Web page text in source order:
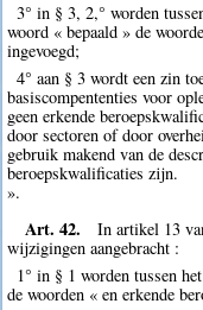
3° in § 3, 2,° worden
woord « bepaald » de
ingevoegd;
4° aan § 3 wordt een zin
basiscompententies voor
geen erkende
door sectoren of door
gebruik makend van de
beroepskwalificaties zijn.
».
Art. 42.
In artikel 13
wijzigingen aangebracht :
1° in § 1 worden tussen
de woorden « en erkende